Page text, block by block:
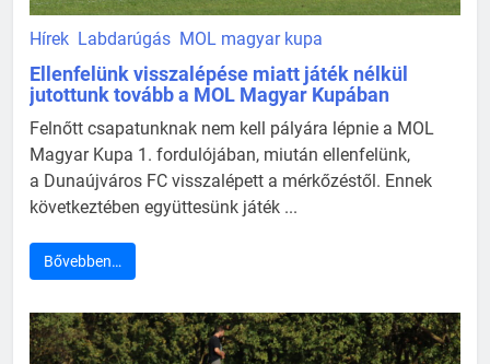
Hírek Labdarúgás MOL magyar kupa
Ellenfelünk visszalépése miatt játék nélkül
jutottunk tovább a MOL Magyar Kupában
Felnőtt csapatunknak nem kell pályára lépnie a MOL
Magyar Kupa 1. fordulójában, miután ellenfelünk,
a Dunaújváros FC visszalépett a mérkőzéstől. Ennek
következtében együttesünk játék ...
Bővebben…